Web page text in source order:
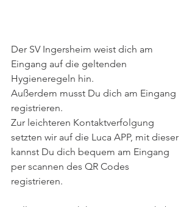
Der SV Ingersheim weist dich am
Eingang auf die geltenden
Hygieneregeln hin.
Außerdem musst Du dich am Eingang
registrieren.
Zur leichteren Kontaktverfolgung
setzten wir auf die Luca APP, mit dieser
kannst Du dich bequem am Eingang
per scannen des QR Codes
registrieren.